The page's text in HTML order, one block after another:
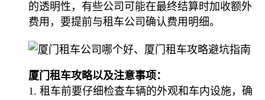
的透明性，有些公司可能在最终结算时加收额外
费用，要提前与租车公司确认费用明细。
厦门租车攻略以及注意事项：
1. 租车前要仔细检查车辆的外观和车内设施，确